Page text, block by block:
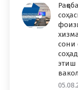
сони
этиш